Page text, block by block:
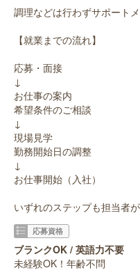
調理などは行わずサポート
【就業までの流れ】
応募・面接
↓
お仕事の案内
希望条件のご相談
↓
現場見学
勤務開始日の調整
↓
お仕事開始（入社）
いずれのステップも担当者
応募資格
ブランクOK / 英語力不要
未経験OK！年齢不問